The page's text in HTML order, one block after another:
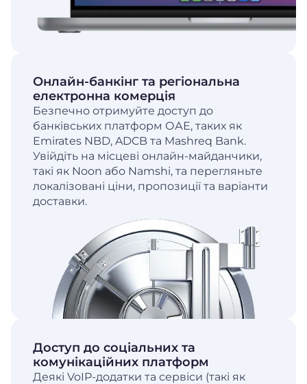
Онлайн-банкінг та регіональна
електронна комерція
Безпечно отримуйте доступ до
банківських платформ ОАЕ, таких як
Emirates NBD, ADCB та Mashreq Bank.
Увійдіть на місцеві онлайн-майданчики,
такі як Noon або Namshi, та перегляньте
локалізовані ціни, пропозиції та варіанти
доставки.
Доступ до соціальних та
комунікаційних платформ
Деякі VoIP-додатки та сервіси (такі як